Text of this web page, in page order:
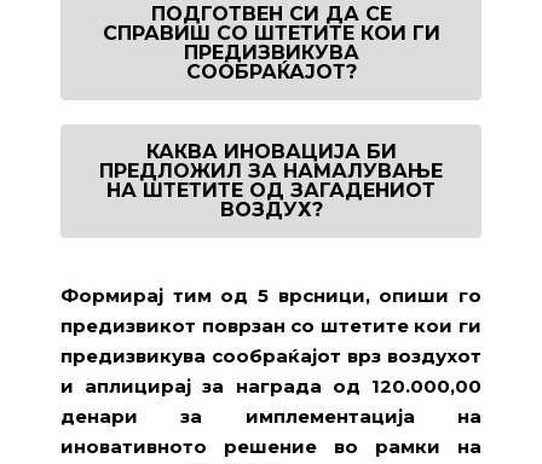
ПОДГОТВЕН СИ ДА СЕ
СПРАВИШ СО ШТЕТИТЕ КОИ ГИ
ПРЕДИЗВИКУВА
СООБРАЌАЈОТ?
КАКВА ИНОВАЦИЈА БИ
ПРЕДЛОЖИЛ ЗА НАМАЛУВАЊЕ
НА ШТЕТИТЕ ОД ЗАГАДЕНИОТ
ВОЗДУХ?
Формирај тим од 5 врсници, опиши го
предизвикот поврзан со штетите кои ги
предизвикува сообраќајот врз воздухот
и аплицирај за награда од 120.000,00
денари за имплементација на
иновативното решение во рамки на